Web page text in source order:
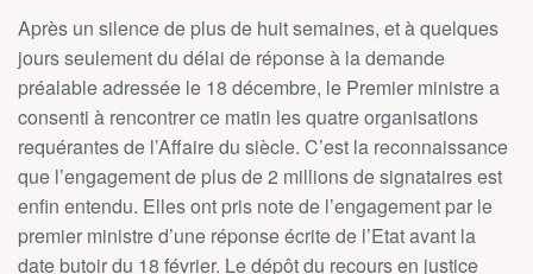
Après un silence de plus de huit semaines, et à quelques
jours seulement du délai de réponse à la demande
préalable adressée le 18 décembre, le Premier ministre a
consenti à rencontrer ce matin les quatre organisations
requérantes de l’Affaire du siècle. C’est la reconnaissance
que l’engagement de plus de 2 millions de signataires est
enfin entendu. Elles ont pris note de l’engagement par le
premier ministre d’une réponse écrite de l’Etat avant la
date butoir du 18 février. Le dépôt du recours en justice